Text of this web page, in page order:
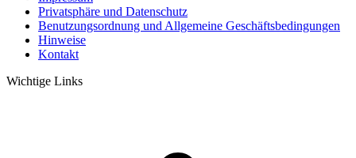
Privatsphäre und Datenschutz
Benutzungsordnung und Allgemeine Geschäftsbedingungen
Hinweise
Kontakt
Wichtige Links